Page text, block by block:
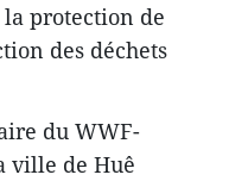
protection de
des déchets
du WWF-
ville de Huê